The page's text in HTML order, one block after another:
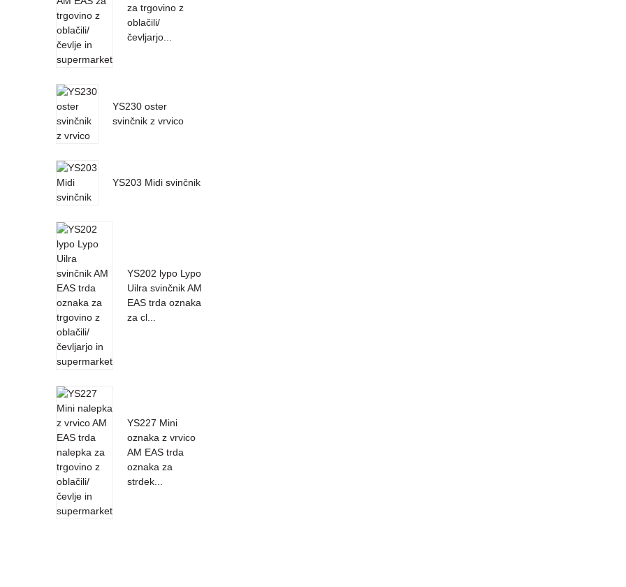
za trgovino z
oblačili/
čevljarjo...
YS230 oster
svinčnik z vrvico
YS203 Midi svinčnik
YS202 lypo Lypo
Uilra svinčnik AM
EAS trda oznaka
za cl...
YS227 Mini
oznaka z vrvico
AM EAS trda
oznaka za
strdek...